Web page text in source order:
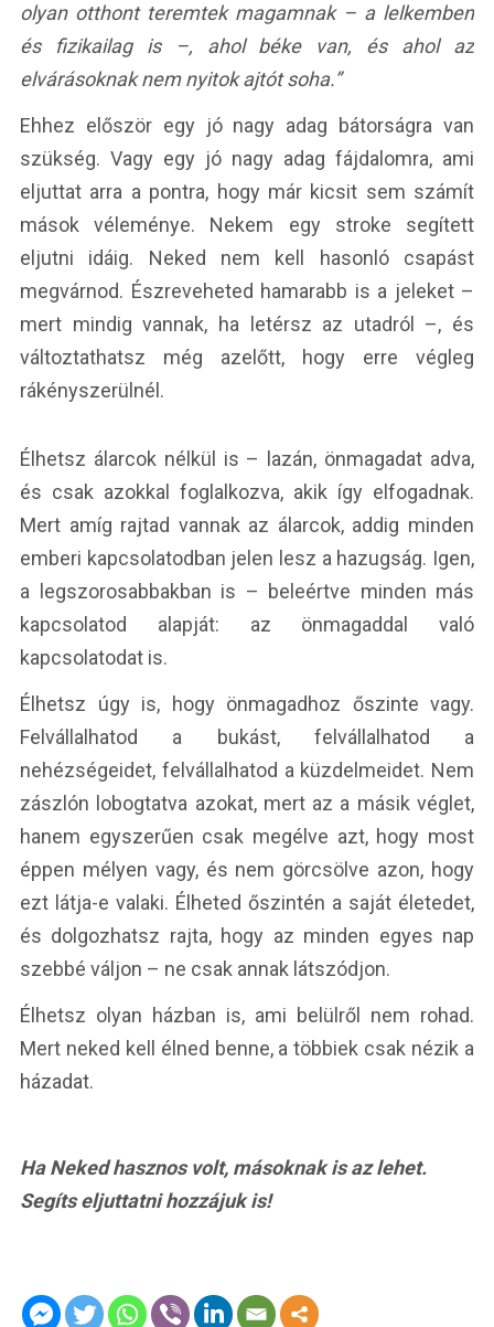
olyan otthont teremtek magamnak – a lelkemben
és fizikailag is –, ahol béke van, és ahol az
elvárásoknak nem nyitok ajtót soha.”
Ehhez először egy jó nagy adag bátorságra van
szükség. Vagy egy jó nagy adag fájdalomra, ami
eljuttat arra a pontra, hogy már kicsit sem számít
mások véleménye. Nekem egy stroke segített
eljutni idáig. Neked nem kell hasonló csapást
megvárnod. Észreveheted hamarabb is a jeleket –
mert mindig vannak, ha letérsz az utadról –, és
változtathatsz még azelőtt, hogy erre végleg
rákényszerülnél.
Élhetsz álarcok nélkül is – lazán, önmagadat adva,
és csak azokkal foglalkozva, akik így elfogadnak.
Mert amíg rajtad vannak az álarcok, addig minden
emberi kapcsolatodban jelen lesz a hazugság. Igen,
a legszorosabbakban is – beleértve minden más
kapcsolatod alapját: az önmagaddal való
kapcsolatodat is.
Élhetsz úgy is, hogy önmagadhoz őszinte vagy.
Felvállalhatod a bukást, felvállalhatod a
nehézségeidet, felvállalhatod a küzdelmeidet. Nem
zászlón lobogtatva azokat, mert az a másik véglet,
hanem egyszerűen csak megélve azt, hogy most
éppen mélyen vagy, és nem görcsölve azon, hogy
ezt látja-e valaki. Élheted őszintén a saját életedet,
és dolgozhatsz rajta, hogy az minden egyes nap
szebbé váljon – ne csak annak látszódjon.
Élhetsz olyan házban is, ami belülről nem rohad.
Mert neked kell élned benne, a többiek csak nézik a
házadat.
Ha Neked hasznos volt, másoknak is az lehet.
Segíts eljuttatni hozzájuk is!